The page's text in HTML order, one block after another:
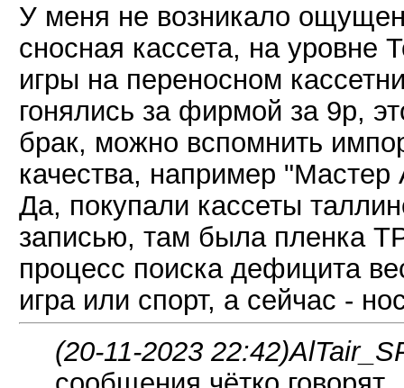
У меня не возникало
сносная кассета, на уровне
игры на переносном
гонялись за фирмой за 9р,
брак, можно вспомнить
качества, например
Да, покупали кассеты
записью, там была пленка
процесс поиска дефицита
игра или спорт, а сейчас -
(20-11-2023 22:42)